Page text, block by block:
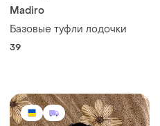
Madiro
Базовые туфли лодочки
39